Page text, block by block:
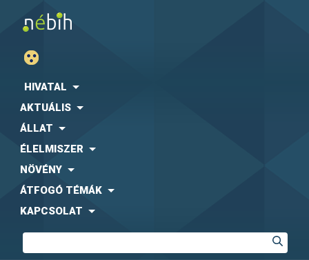
HIVATAL
AKTUÁLIS
ÁLLAT
ÉLELMISZER
NÖVÉNY
ÁTFOGÓ TÉMÁK
KAPCSOLAT